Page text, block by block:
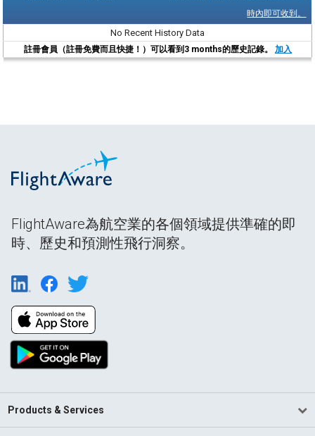
時內即可收到。
No Recent History Data
註冊會員（註冊免費而且快捷！）可以看到3 months的歷史記錄。 加入
FlightAware為航空業的各個領域提供準確的即
時、歷史和預測性飛行洞察。
Products & Services